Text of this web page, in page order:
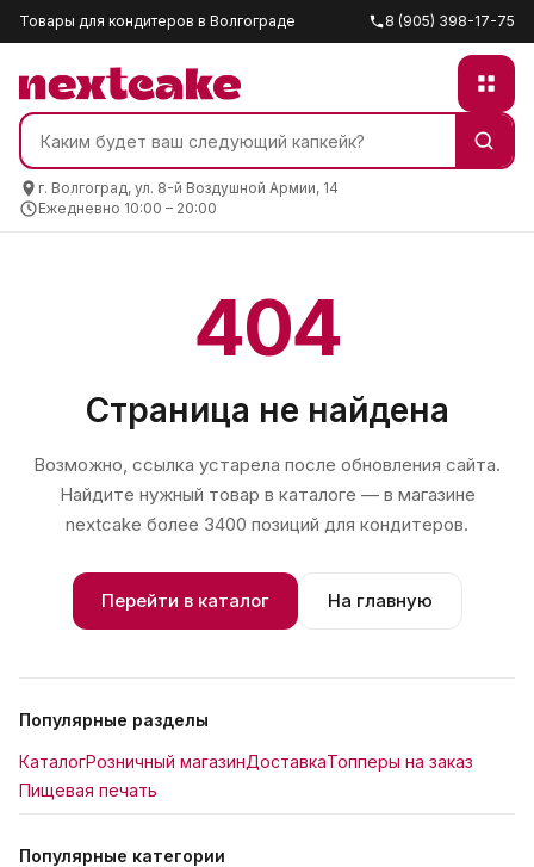
Товары для кондитеров в Волгограде 8 (905) 398-17-75
г. Волгоград, ул. 8-й Воздушной Армии, 14
Ежедневно 10:00 – 20:00
404
Страница не найдена
Возможно, ссылка устарела после обновления сайта.
Найдите нужный товар в каталоге — в магазине
nextcake более 3400 позиций для кондитеров.
Перейти в каталог На главную
Популярные разделы
КаталогРозничный магазинДоставкаТопперы на заказ
Пищевая печать
Популярные категории